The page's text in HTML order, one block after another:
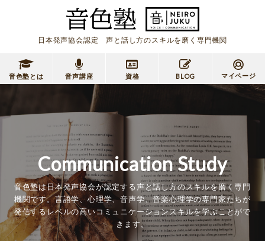
日本発声協会認定 声と話し方のスキルを磨く専門機関
音色塾とは 音声講座 資格 BLOG マイページ
Communication Study
音色塾は日本発声協会が認定する声と話し方のスキルを磨く専門
機関です。言語学、心理学、音声学、音楽心理学の専門家たちが
発信するレベルの高いコミュニケーションスキルを学ぶことがで
きます。